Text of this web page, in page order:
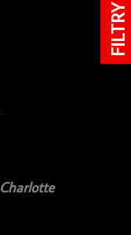
Charlotte
FILTRY